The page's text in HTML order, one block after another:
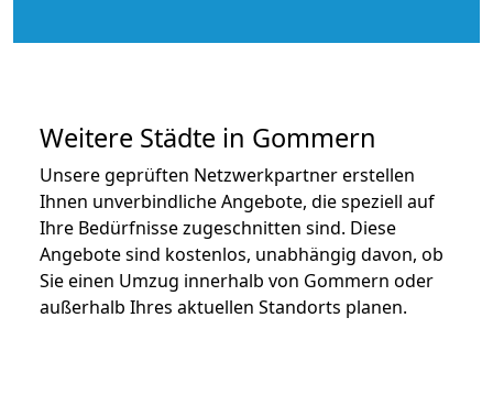
Weitere Städte in Gommern
Unsere geprüften Netzwerkpartner erstellen
Ihnen unverbindliche Angebote, die speziell auf
Ihre Bedürfnisse zugeschnitten sind. Diese
Angebote sind kostenlos, unabhängig davon, ob
Sie einen Umzug innerhalb von Gommern oder
außerhalb Ihres aktuellen Standorts planen.